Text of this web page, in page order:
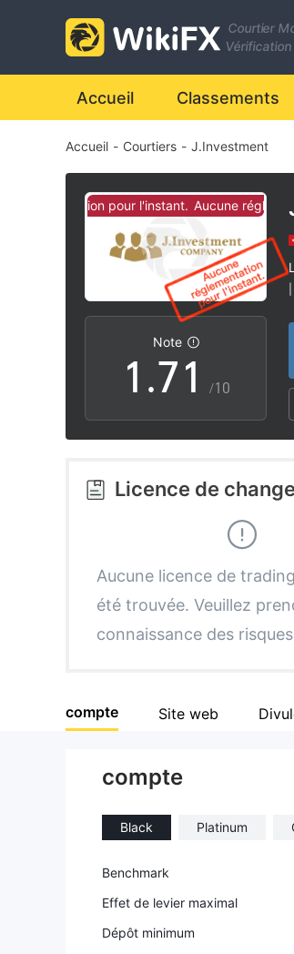
Courtier
Accueil Classements
Accueil - Courtiers - J.Investment
pour l'instant. Aucune
Note
0
1
2
3
5
6
9
.
1
2
3
4
5
6
7
8
9
0
1
2
3
5
6
9
/10
Licence de change
Aucune licence de
été trouvée. Veuillez
connaissance des
compte Site web
compte
Black Platinum
Benchmark
Effet de levier maximal
Dépôt minimum